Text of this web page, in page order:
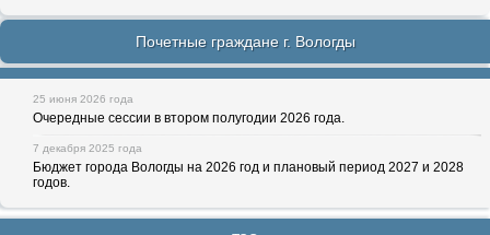
Почетные граждане г. Вологды
25 июня 2026 года
Очередные сессии в втором полугодии 2026 года.
7 декабря 2025 года
Бюджет города Вологды на 2026 год и плановый период 2027 и 2028
годов.